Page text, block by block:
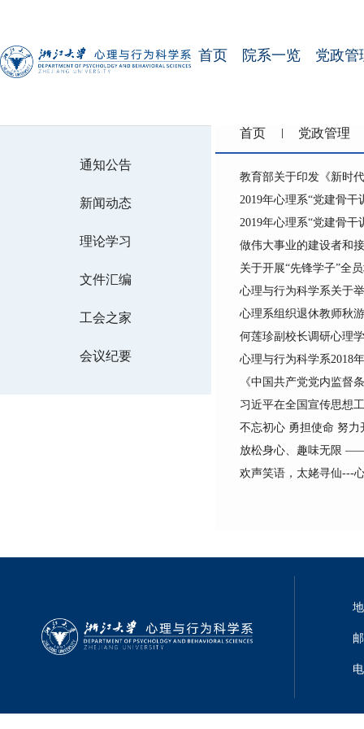
首页 院系一览 党政管
通知公告
新闻动态
理论学习
文件汇编
工会之家
会议纪要
首页 党政管理
教育部关于印发《新时
2019年心理系“党建骨
2019年心理系“党建骨
做伟大事业的建设者和
关于开展“先锋学子”全
心理与行为科学系关于
心理系组织退休教师秋
何莲珍副校长调研心理
心理与行为科学系2018
《中国共产党党内监督
习近平在全国宣传思想
不忘初心 勇担使命 努
放松身心、趣味无限
欢声笑语，太姥寻仙---